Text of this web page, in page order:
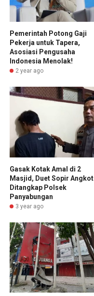
Pemerintah Potong Gaji
Pekerja untuk Tapera,
Asosiasi Pengusaha
Indonesia Menolak!
2 year ago
Gasak Kotak Amal di 2
Masjid, Duet Sopir Angkot
Ditangkap Polsek
Panyabungan
3 year ago